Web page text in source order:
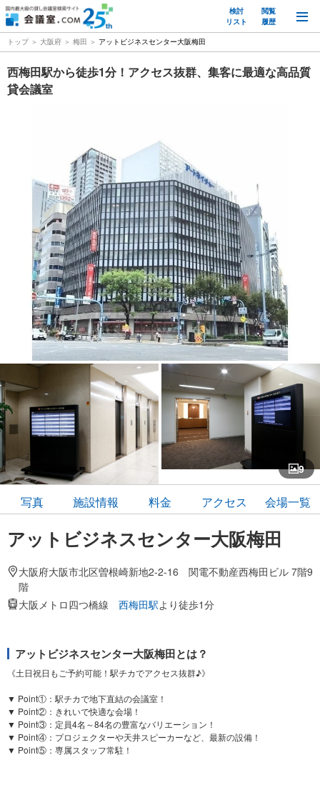
検討
リスト
閲覧
履歴
トップ 大阪府 梅田 アットビジネスセンター大阪梅田
アットビジネスセンター大阪梅田
大阪府大阪市北区曽根崎新地2-2-16 関電不動産西梅田ビル 7階9
階
大阪メトロ四つ橋線 西梅田駅より徒歩1分
写真 施設情報 料金 アクセス 会場一覧
西梅田駅から徒歩1分！アクセス抜群、集客に最適な高品質
貸会議室
9
アットビジネスセンター大阪梅田とは？
《土日祝日もご予約可能！駅チカでアクセス抜群♪》
▼ Point①：駅チカで地下直結の会議室！
▼ Point②：きれいで快適な会場！
▼ Point③：定員4名～84名の豊富なバリエーション！
▼ Point④：プロジェクターや天井スピーカーなど、最新の設備！
▼ Point⑤：専属スタッフ常駐！